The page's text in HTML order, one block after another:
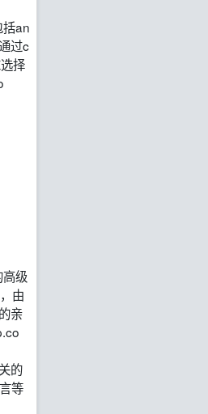
an
过c
择
级
由
亲
的
等